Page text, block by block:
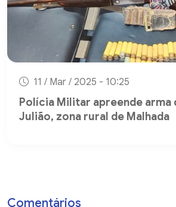
11 / Mar / 2025 - 10:25
Polícia Militar apreende arma
Julião, zona rural de Malhada
Comentários